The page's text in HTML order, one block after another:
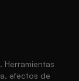
Herramientas
efectos de